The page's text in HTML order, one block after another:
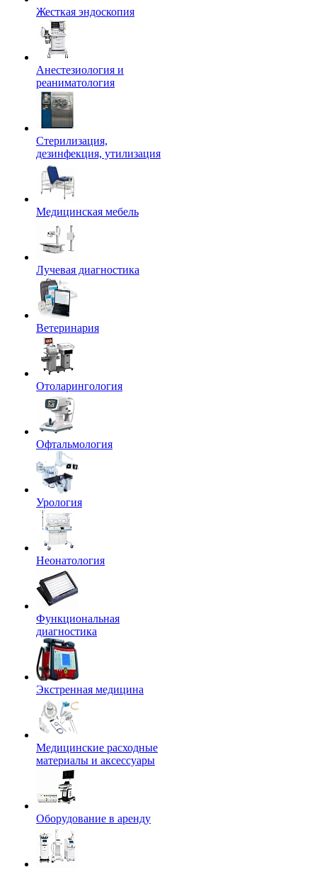
Жесткая эндоскопия
Анестезиология и
реаниматология
Стерилизация,
дезинфекция, утилизация
Медицинская мебель
Лучевая диагностика
Ветеринария
Отоларингология
Офтальмология
Урология
Неонатология
Функциональная
диагностика
Экстренная медицина
Медицинские расходные
материалы и аксессуары
Оборудование в аренду